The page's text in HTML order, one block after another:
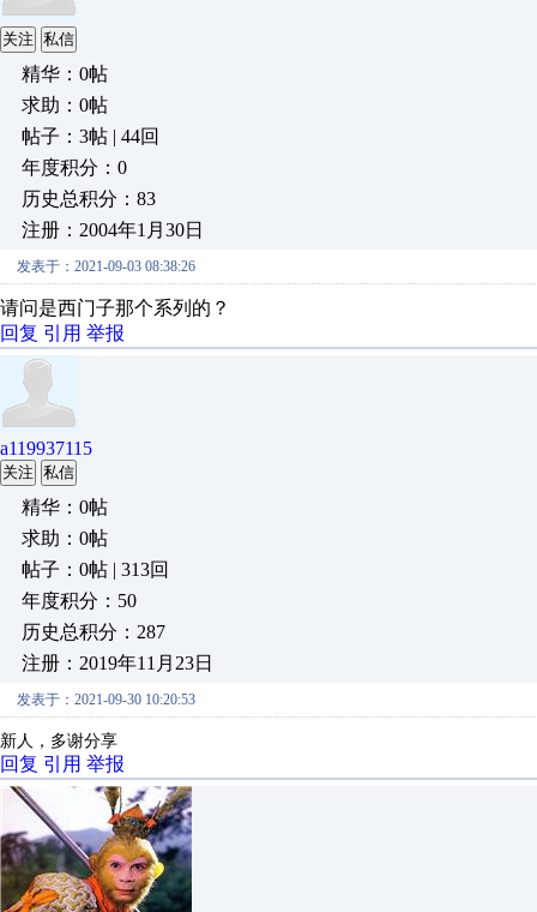
关注 私信
精华：0帖
求助：0帖
帖子：3帖 | 44回
年度积分：0
历史总积分：83
注册：2004年1月30日
发表于：2021-09-03 08:38:26
请问是西门子那个系列的？
回复 引用 举报
a119937115
关注 私信
精华：0帖
求助：0帖
帖子：0帖 | 313回
年度积分：50
历史总积分：287
注册：2019年11月23日
发表于：2021-09-30 10:20:53
新人，多谢分享
回复 引用 举报